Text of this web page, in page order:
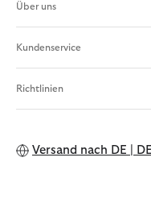
Über uns
Kundenservice
Richtlinien
Versand nach DE | DE